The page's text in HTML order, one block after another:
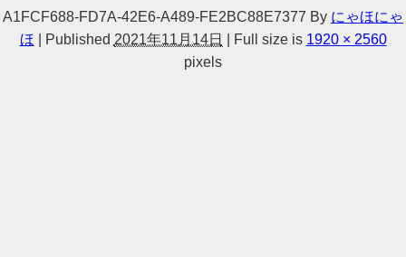
A1FCF688-FD7A-42E6-A489-FE2BC88E7377 By にゃほにゃ
ほ
Published 2021年11月14日 Full size is 1920 × 2560
pixels